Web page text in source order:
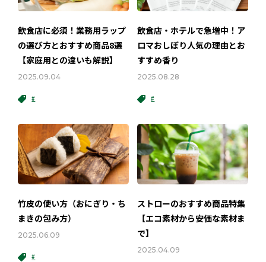
飲食店に必須！業務用ラップ
の選び方とおすすめ商品8選
【家庭用との違いも解説】
2025.09.04
#
飲食店・ホテルで急増中！ア
ロマおしぼり人気の理由とお
すすめ香り
2025.08.28
#
竹皮の使い方（おにぎり・ち
まきの包み方）
2025.06.09
#
ストローのおすすめ商品特集
【エコ素材から安価な素材ま
で】
2025.04.09